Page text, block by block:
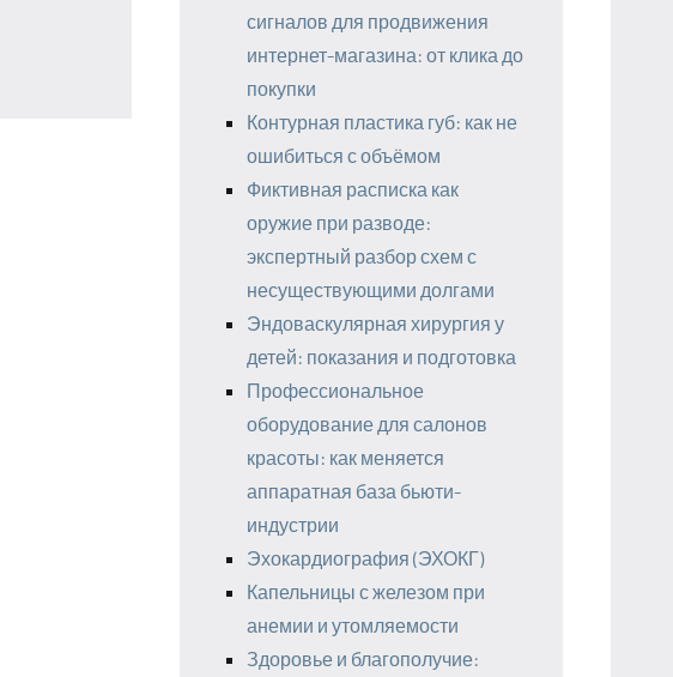
сигналов для продвижения
интернет-магазина: от клика до
покупки
Контурная пластика губ: как не
ошибиться с объёмом
Фиктивная расписка как
оружие при разводе:
экспертный разбор схем с
несуществующими долгами
Эндоваскулярная хирургия у
детей: показания и подготовка
Профессиональное
оборудование для салонов
красоты: как меняется
аппаратная база бьюти-
индустрии
Эхокардиография (ЭХОКГ)
Капельницы с железом при
анемии и утомляемости
Здоровье и благополучие: